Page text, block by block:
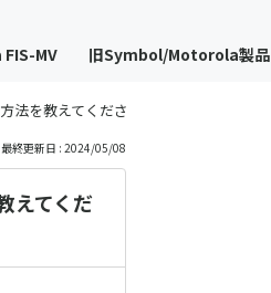
MV 旧Symbol/Motorola製品
法を教えてください
最終更新日 : 2024/05/08
えてくだ